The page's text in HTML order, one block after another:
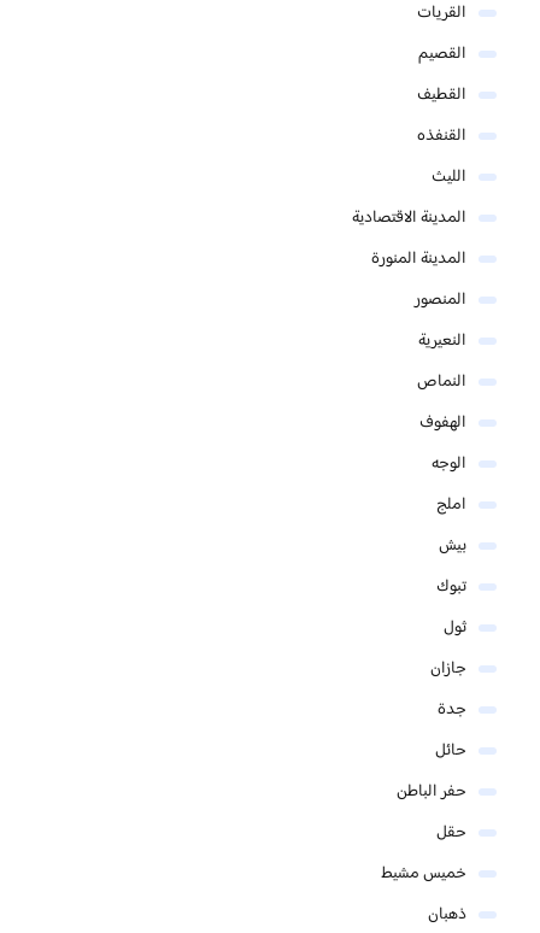
القريات
القصيم
القطيف
القنفذه
الليث
المدينة الاقتصادية
المدينة المنورة
المنصور
النعيرية
النماص
الهفوف
الوجه
املج
بيش
تبوك
ثول
جازان
جدة
حائل
حفر الباطن
حقل
خميس مشيط
ذهبان